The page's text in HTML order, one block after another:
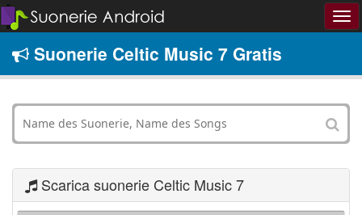
Suonerie Celtic Music 7 Gratis
Scarica suonerie Celtic Music 7